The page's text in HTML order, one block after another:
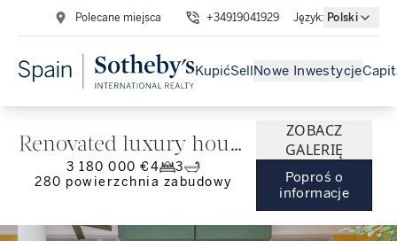
Polecane miejsca +34919041929 Język: Polski
KupićSell Nowe Inwestycje
Renovated luxury house
with terrace for sale in
3 180 000 €4
3
280 powierzchnia zabudowy
ZOBACZ
GALERIĘ
Poproś o
informacje